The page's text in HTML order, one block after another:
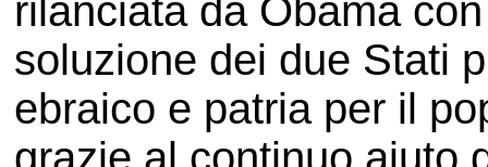
rilanciata da Obama
soluzione dei due Stati
ebraico e patria per il
grazie al continuo aiuto